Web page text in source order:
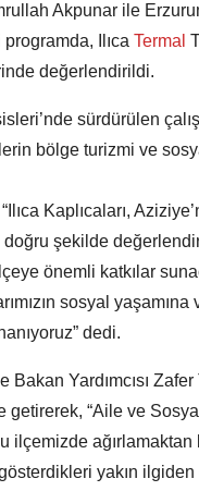
Akpunar ile
Ilıca Termal
değerlendirildi.
sürdürülen
bölge turizmi ve
Kaplıcaları,
şekilde
önemli katkılar
sosyal yaşamına
dedi.
Yardımcısı Zafer
“Aile ve
ilçemizde
yakın ilgiden